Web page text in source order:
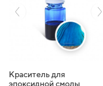
Краситель для